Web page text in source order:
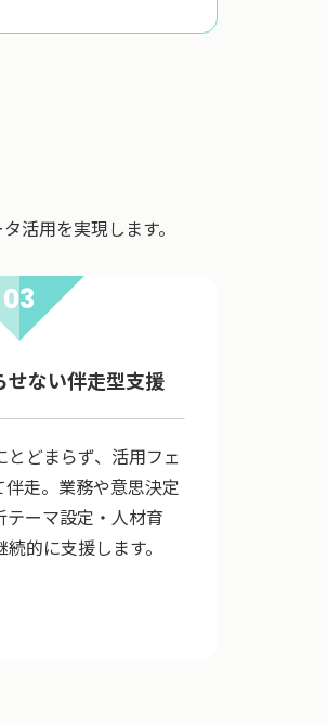
活用を実現します。
03
せない伴走型支援
どまらず、活用フェ
走。業務や意思決定
テーマ設定・人材育
的に支援します。